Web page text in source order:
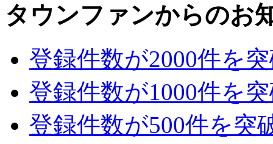
タウンファンからのお
登録件数が2000件を
登録件数が1000件を
登録件数が500件を突